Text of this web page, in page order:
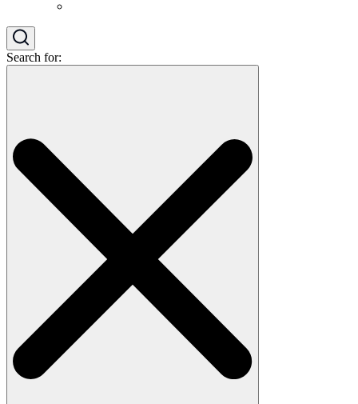
Search for: